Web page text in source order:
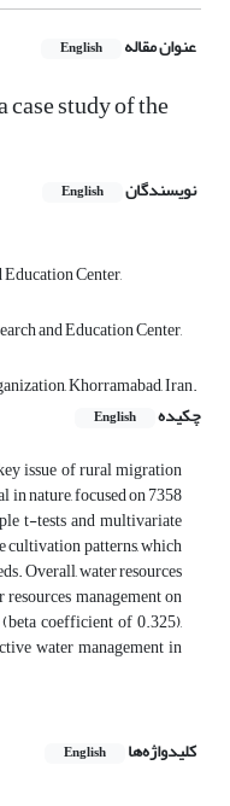
عنوان مقاله English
study of the
نویسندگان English
Center,
and Education Center,
Khorramabad, Iran.
چکیده
English
issue of rural migration
nature, focused on 7358
t-tests and multivariate
cultivation patterns, which
Overall, water resources
management on
coefficient of 0.325),
water management in
کلیدواژه‌ها English